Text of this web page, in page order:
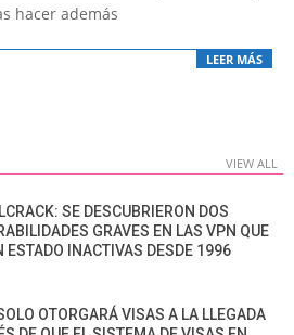
hacer además
LEER MÁS
VIEW ALL
SE DESCUBRIERON DOS
GRAVES EN LAS VPN QUE
ESTADO INACTIVAS DESDE 1996
OTORGARÁ VISAS A LA LLEGADA